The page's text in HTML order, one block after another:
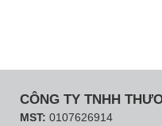
CÔNG TY TNHH
MST: 0107626914